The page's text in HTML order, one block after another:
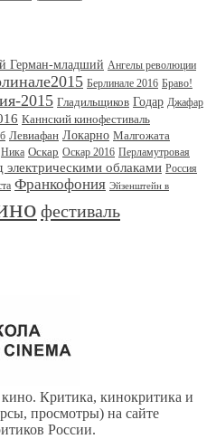
Герман-младший Ангелы революции
Берлинале 2016 Браво!
2015 Гладильщиков Годар Джафар
Каннский кинофестиваль
Левиафан Локарно Малгожата
Ника Оскар Оскар 2016 Перламутровая
электрическими облаками Россия
Франкофония Эйзенштейн в
фестиваль
Критика, кинокритика и
просмотры) на сайте
России.